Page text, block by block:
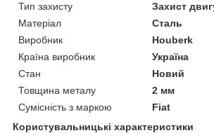
Тип захисту
Захист
Матеріал
Сталь
Виробник
Houberk
Країна виробник
Україна
Стан
Новий
Товщина металу
2 мм
Сумісність з маркою
Fiat
Користувальницькі характеристики